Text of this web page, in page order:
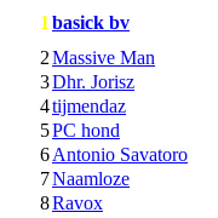
1basick bv
2Massive Man
3Dhr. Jorisz
4tijmendaz
5PC hond
6Antonio Savatoro
7Naamloze
8Ravox